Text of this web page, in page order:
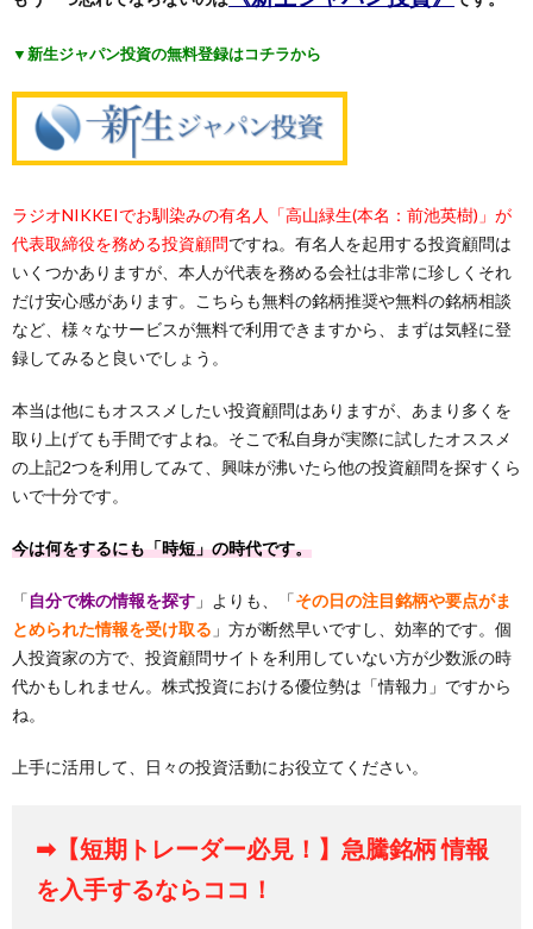
▼新生ジャパン投資の無料登録はコチラから
ラジオNIKKEIでお馴染みの有名人「高山緑生(本名：前池英樹)」が
代表取締役を務める投資顧問ですね。有名人を起用する投資顧問は
いくつかありますが、本人が代表を務める会社は非常に珍しくそれ
だけ安心感があります。こちらも無料の銘柄推奨や無料の銘柄相談
など、様々なサービスが無料で利用できますから、まずは気軽に登
録してみると良いでしょう。
本当は他にもオススメしたい投資顧問はありますが、あまり多くを
取り上げても手間ですよね。そこで私自身が実際に試したオススメ
の上記2つを利用してみて、興味が沸いたら他の投資顧問を探すくら
いで十分です。
今は何をするにも「時短」の時代です。
「自分で株の情報を探す 」よりも、「その日の注目銘柄や要点がま
とめられた情報を受け取る 」方が断然早いですし、効率的です。個
人投資家の方で、投資顧問サイトを利用していない方が少数派の時
代かもしれません。株式投資における優位勢は「情報力」ですから
ね。
上手に活用して、日々の投資活動にお役立てください。
➡【短期トレーダー必見！】急騰銘柄 情報
を入手するならココ！